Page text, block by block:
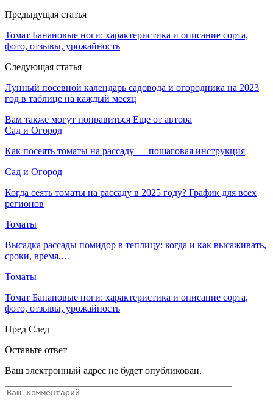
Предыдущая статья
Томат Банановые ноги: характеристика и описание сорта,
фото, отзывы, урожайность
Следующая статья
Лунный посевной календарь садовода и огородника на 2023
год в таблице на каждый месяц
Вам также могут понравиться Еще от автора
Сад и Огород
Как посеять томаты на рассаду — пошаговая инструкция
Сад и Огород
Когда сеять томаты на рассаду в 2025 году? График для всех
регионов
Томаты
Высадка рассады помидор в теплицу: когда и как высаживать,
сроки, время,…
Томаты
Томат Банановые ноги: характеристика и описание сорта,
фото, отзывы, урожайность
Пред След
Оставьте ответ
Ваш электронный адрес не будет опубликован.